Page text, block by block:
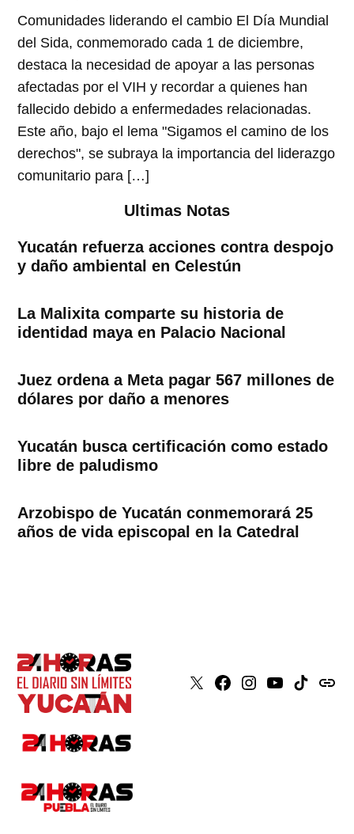
Comunidades liderando el cambio El Día Mundial
del Sida, conmemorado cada 1 de diciembre,
destaca la necesidad de apoyar a las personas
afectadas por el VIH y recordar a quienes han
fallecido debido a enfermedades relacionadas.
Este año, bajo el lema "Sigamos el camino de los
derechos", se subraya la importancia del liderazgo
comunitario para […]
Ultimas Notas
Yucatán refuerza acciones contra despojo
y daño ambiental en Celestún
La Malixita comparte su historia de
identidad maya en Palacio Nacional
Juez ordena a Meta pagar 567 millones de
dólares por daño a menores
Yucatán busca certificación como estado
libre de paludismo
Arzobispo de Yucatán conmemorará 25
años de vida episcopal en la Catedral
X Faceboook
Instagram
YoutubeTiktokissuu